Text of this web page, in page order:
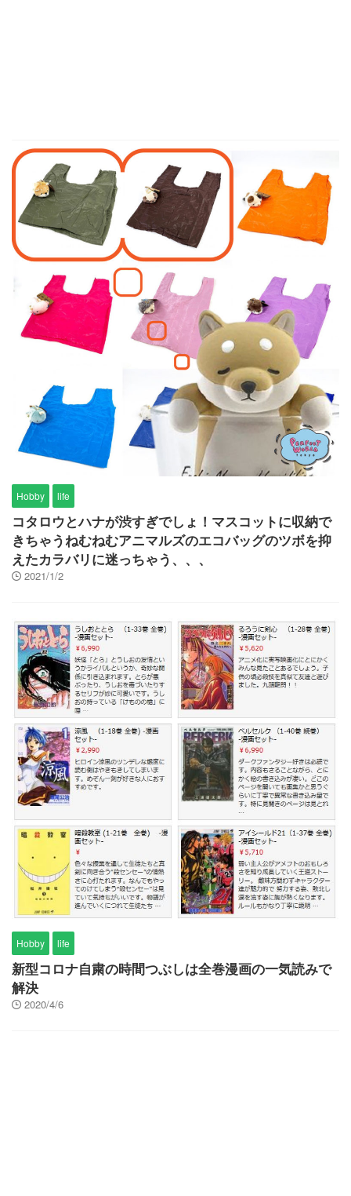
Hobby life
コタロウとハナが渋すぎでしょ！マスコットに収納で
きちゃうねむねむアニマルズのエコバッグのツボを抑
えたカラバリに迷っちゃう、、、
2021/1/2
Hobby life
新型コロナ自粛の時間つぶしは全巻漫画の一気読みで
解決
2020/4/6